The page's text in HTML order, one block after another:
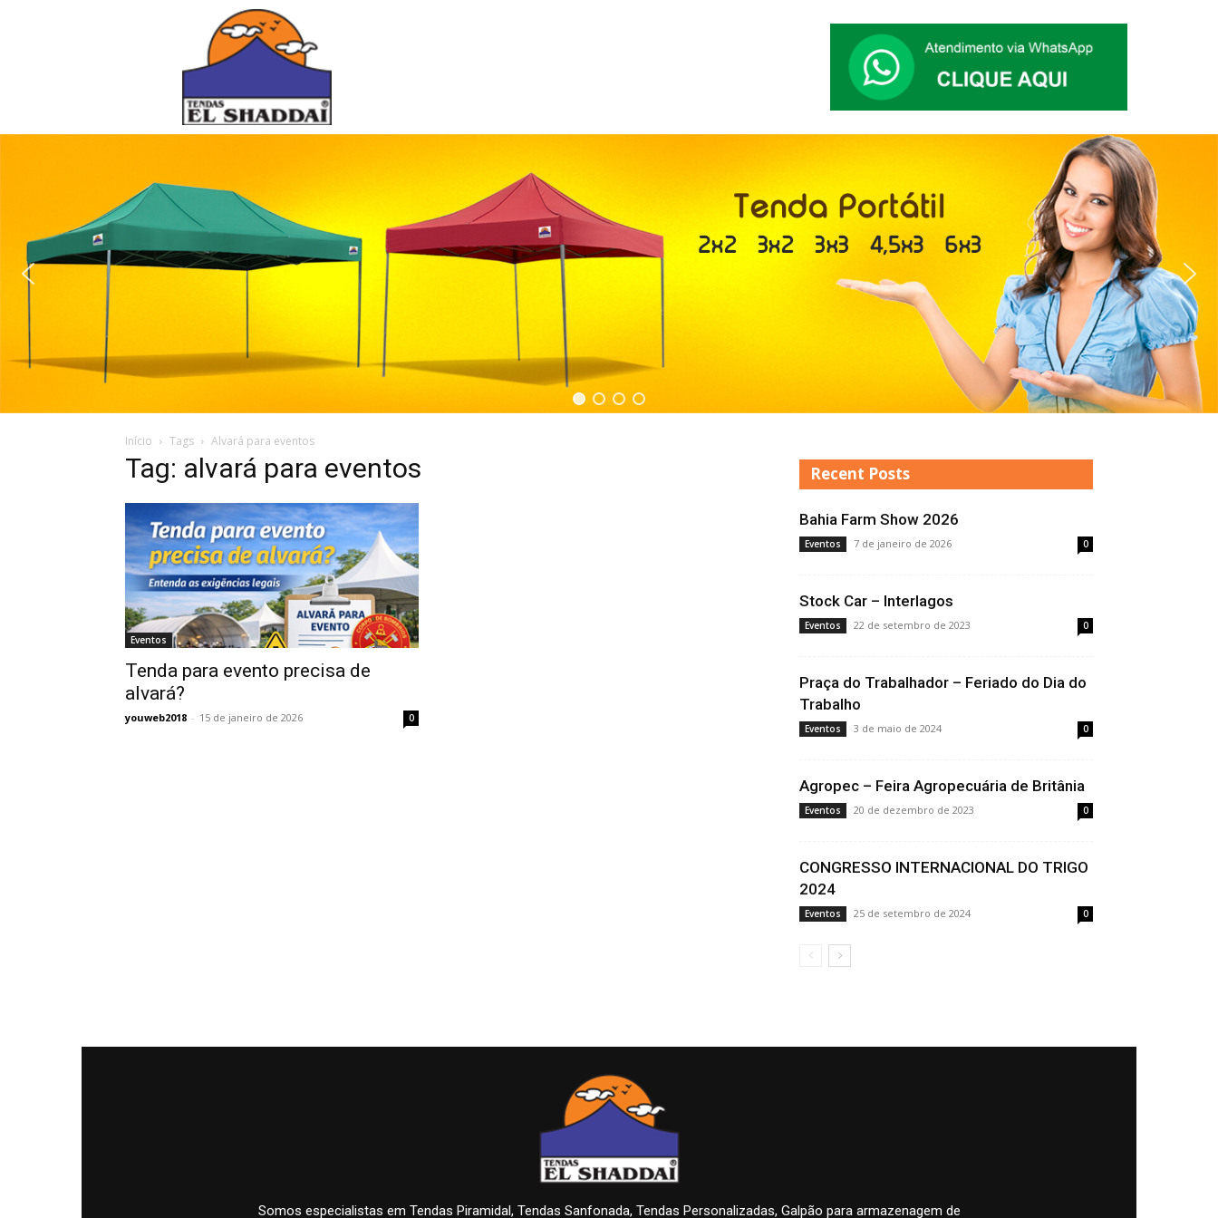
Início Tags Alvará para eventos
Tag: alvará para eventos
Eventos
Tenda para evento precisa de
alvará?
youweb2018 - 15 de janeiro de 2026 0
Recent Posts
Bahia Farm Show 2026
Eventos 7 de janeiro de 2026 0
Stock Car – Interlagos
Eventos 22 de setembro de 2023 0
Praça do Trabalhador – Feriado do Dia do
Trabalho
Eventos 3 de maio de 2024 0
Agropec – Feira Agropecuária de Britânia
Eventos 20 de dezembro de 2023 0
CONGRESSO INTERNACIONAL DO TRIGO
2024
Eventos 25 de setembro de 2024 0
Somos especialistas em Tendas Piramidal, Tendas Sanfonada, Tendas Personalizadas, Galpão para armazenagem de